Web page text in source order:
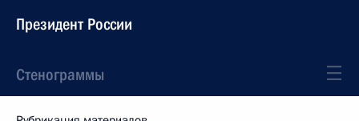
Президент России
Стенограммы